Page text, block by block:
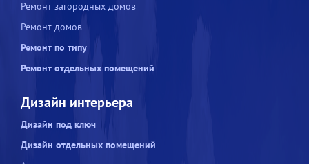
Ремонт загородных домов
Ремонт домов
Ремонт по типу
Ремонт отдельных помещений
Дизайн интерьера
Дизайн под ключ
Дизайн отдельных помещений